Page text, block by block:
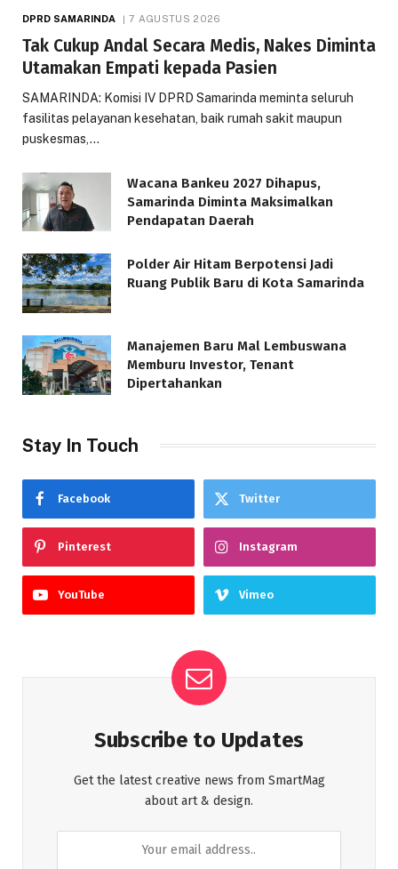
DPRD SAMARINDA 7 AGUSTUS 2026
Tak Cukup Andal Secara Medis, Nakes Diminta
Utamakan Empati kepada Pasien
SAMARINDA: Komisi IV DPRD Samarinda meminta seluruh
fasilitas pelayanan kesehatan, baik rumah sakit maupun
puskesmas,…
Wacana Bankeu 2027 Dihapus,
Samarinda Diminta Maksimalkan
Pendapatan Daerah
Polder Air Hitam Berpotensi Jadi
Ruang Publik Baru di Kota Samarinda
Manajemen Baru Mal Lembuswana
Memburu Investor, Tenant
Dipertahankan
Stay In Touch
Facebook Twitter
Pinterest Instagram
YouTube Vimeo
Subscribe to Updates
Get the latest creative news from SmartMag
about art & design.